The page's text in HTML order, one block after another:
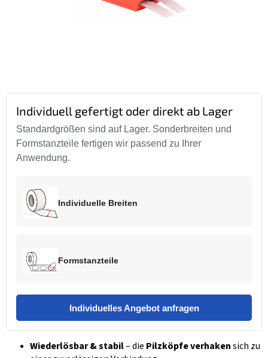
Individuell gefertigt oder direkt ab Lager
Standardgrößen sind auf Lager. Sonderbreiten und
Formstanzteile fertigen wir passend zu Ihrer
Anwendung.
Individuelle Breiten
Formstanzteile
Individuelles Angebot anfragen
Wiederlösbar & stabil– die Pilzköpfe verhakensich zu